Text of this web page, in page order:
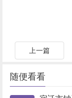
上一篇
随便看看